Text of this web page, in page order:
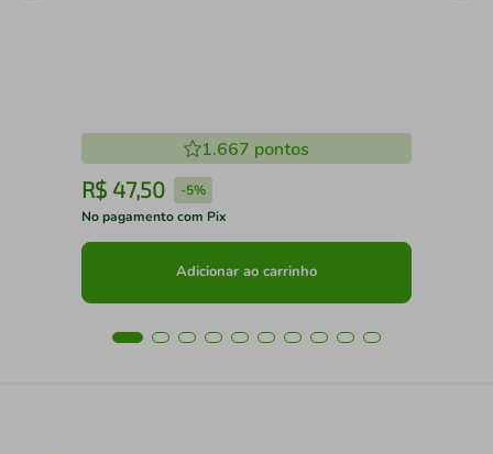
1.667 pontos
R$ 47,50 -5%
No pagamento com Pix
Adicionar ao carrinho